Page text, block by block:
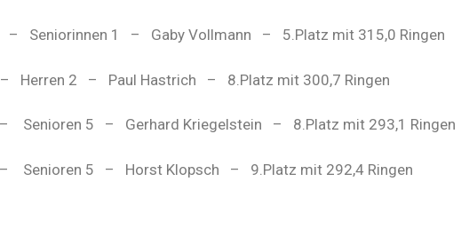
– Seniorinnen 1 – Gaby Vollmann – 5.Platz mit 315,0 Ringen
– Herren 2 – Paul Hastrich – 8.Platz mit 300,7 Ringen
– Senioren 5 – Gerhard Kriegelstein – 8.Platz mit 293,1 Ringen
– Senioren 5 – Horst Klopsch – 9.Platz mit 292,4 Ringen